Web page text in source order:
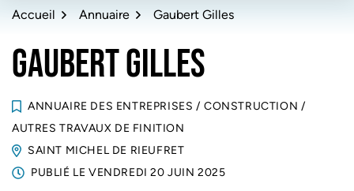
Accueil Annuaire Gaubert Gilles
GAUBERT GILLES
ANNUAIRE DES ENTREPRISES / CONSTRUCTION /
AUTRES TRAVAUX DE FINITION
SAINT MICHEL DE RIEUFRET
PUBLIÉ LE VENDREDI 20 JUIN 2025